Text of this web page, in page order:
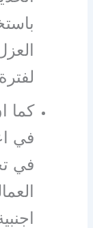
كما
في
في